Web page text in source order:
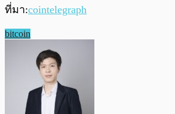
ที่มา:cointelegraph
bitcoin